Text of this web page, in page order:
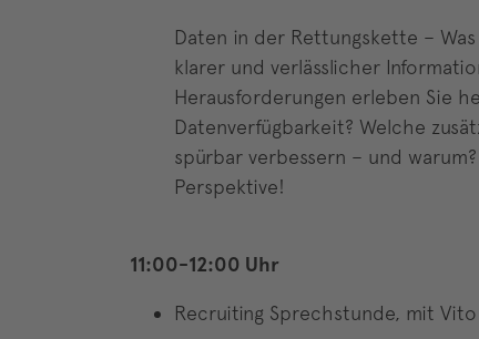
Daten in der Rettungskette –
klarer und verlässlicher
Herausforderungen erleben Sie
Datenverfügbarkeit? Welche
spürbar verbessern – und
Perspektive!
11:00-12:00 Uhr
Recruiting Sprechstunde, mit